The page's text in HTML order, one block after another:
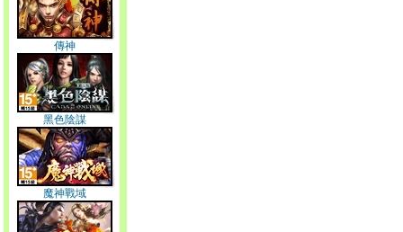
傳神
黑色陰謀
魔神戰域